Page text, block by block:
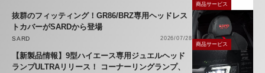
商品サービス
抜群のフィッティング！GR86/BRZ専用ヘッドレス
トカバーがSARDから登場
SARD
2026/07/28
商品サービス
【新製品情報】9型ハイエース専用ジュエルヘッド
ランプULTRAリリース！ コーナーリングランプ、